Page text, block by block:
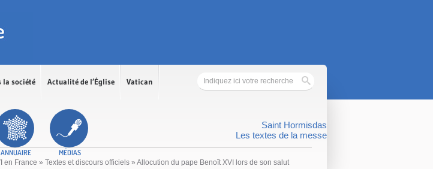
la société Actualité de l’Église Vatican
ANNUAIRE MÉDIAS
Saint Hormisdas
Les textes de la messe
en France » Textes et discours officiels » Allocution du pape Benoît XVI lors de son salut